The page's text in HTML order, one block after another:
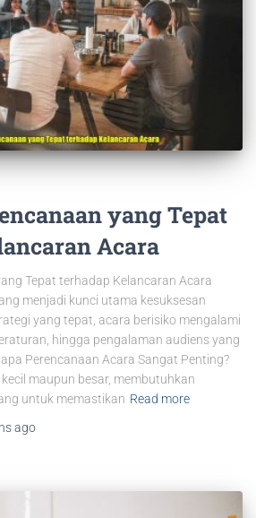
yang Tepat
Acara
Tepat terhadap Kelancaran Acara
menjadi kunci utama kesuksesan
yang tepat, acara berisiko mengalami
hingga pengalaman audiens yang
Perencanaan Acara Sangat Penting?
maupun besar, membutuhkan
untuk memastikan Read more
ago